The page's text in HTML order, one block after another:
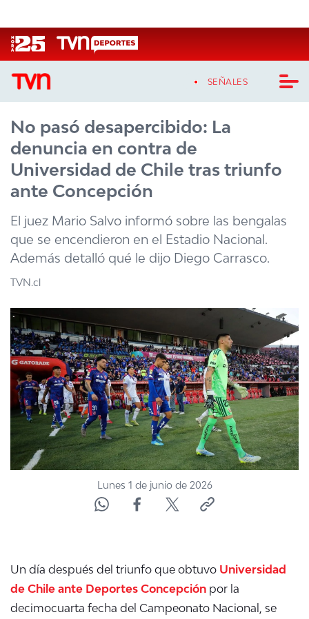
SEÑALES
CASTING MASTERCHEF CHILE
CASTING TVN VERTICAL
TVN VERTICAL
TVN PLAY
PROGRAMAS
NTV
ACTUALIDAD Y TENDENCIAS
CORPORATIVO Y TRANSPARENCIA
CANAL DE DENUNCIAS
ÁREA DE PROYECTOS
No pasó desapercibido: La
denuncia en contra de
Universidad de Chile tras triunfo
ante Concepción
El juez Mario Salvo informó sobre las bengalas
que se encendieron en el Estadio Nacional.
Además detalló qué le dijo Diego Carrasco.
TVN.cl
Lunes 1 de junio de 2026
Un día después del triunfo que obtuvo Universidad
de Chile ante Deportes Concepción por la
decimocuarta fecha del Campeonato Nacional, se